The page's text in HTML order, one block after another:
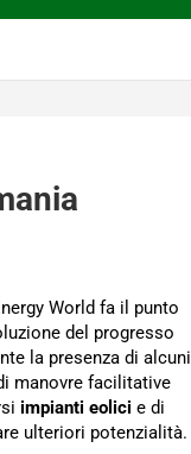
World fa il punto
del progresso
la presenza di alcuni
manovre facilitative
impianti eolici e di
ulteriori potenzialità.